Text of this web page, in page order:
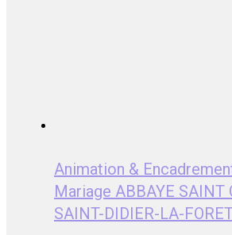
Animation &
Mariage ABBAYE SAINT
SAINT-DIDIER-LA-